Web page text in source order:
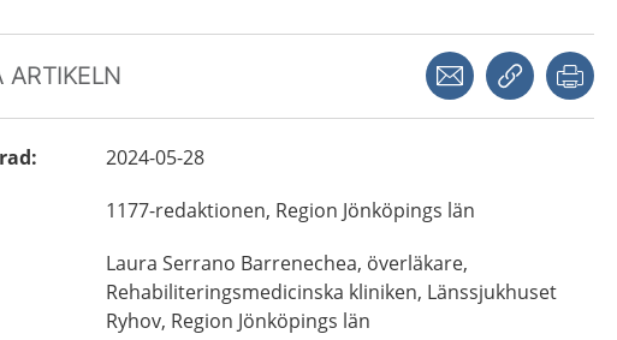
ARTIKELN Dela via mejlKopiera länk
:
2024-05-28
1177-redaktionen, Region Jönköpings län
Laura Serrano Barrenechea, överläkare,
Rehabiliteringsmedicinska kliniken, Länssjukhuset
Ryhov, Region Jönköpings län